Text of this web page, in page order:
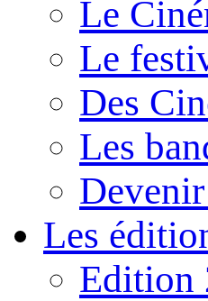
Le
Le
Des
Les
Les
Edition